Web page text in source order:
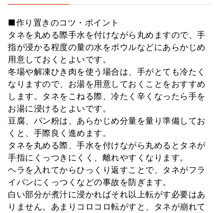
■作り置きのコツ・ポイント
タネを丸める際手水を付けながら丸めますので、手
指が浸かる程度の量の水をボウルなどにあらかじめ
用意しておくとよいです。
冬場や解凍ひき肉を使う場合は、手がとても冷たく
なりますので、お湯を用意しておくことをおすすめ
します。タネをこねる際、冷たく辛くなったら手を
お湯に浸けるとよいです。
豆腐、パン粉は、あらかじめ分量を量り準備してお
くと、手際良く進めます。
タネを丸める際、手水を付けながら丸めるとタネが
手指にくっつきにくく、離れやすくなります。
ヘラを入れてからひっくり返すことで、タネがフラ
イパンにくっつくなどの事故を防ぎます。
白い部分が煮汁に浸かればそれ以上転がす必要はあ
りません。あまりコロコロ転がすと、タネが崩れて